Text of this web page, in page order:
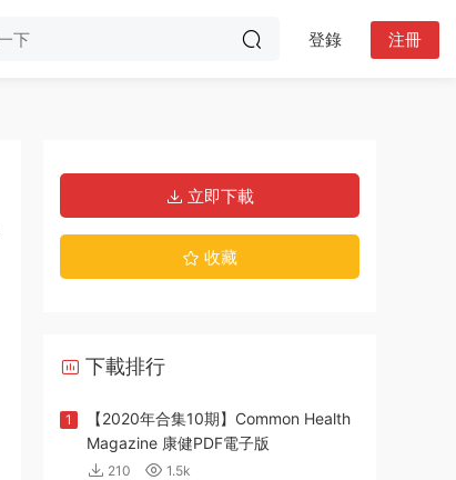
登錄 注冊
立即下載
收藏
下載排行
1
【2020年合集10期】Common Health
Magazine 康健PDF電子版
210 1.5k